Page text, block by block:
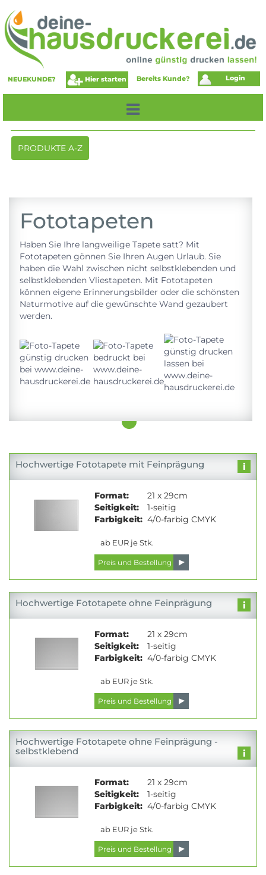
NEUEKUNDE? Hier starten Bereits Kunde? Login
Toggle
navigation
PRODUKTE A-Z
Fototapeten
Haben Sie Ihre langweilige Tapete satt? Mit
Fototapeten gönnen Sie Ihren Augen Urlaub. Sie
haben die Wahl zwischen nicht selbstklebenden und
selbstklebenden Vliestapeten. Mit Fototapeten
können eigene Erinnerungsbilder oder die schönsten
Naturmotive auf die gewünschte Wand gezaubert
werden.
Hochwertige Fototapete mit Feinprägung
Format:
21 x 29cm
Seitigkeit:
1-seitig
Farbigkeit: 4/0-farbig CMYK
ab EUR je Stk.
Hochwertige Fototapete ohne Feinprägung
Format:
21 x 29cm
Seitigkeit:
1-seitig
Farbigkeit: 4/0-farbig CMYK
ab EUR je Stk.
Hochwertige Fototapete ohne Feinprägung -
selbstklebend
Format:
21 x 29cm
Seitigkeit:
1-seitig
Farbigkeit: 4/0-farbig CMYK
ab EUR je Stk.